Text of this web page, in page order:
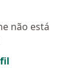
não está